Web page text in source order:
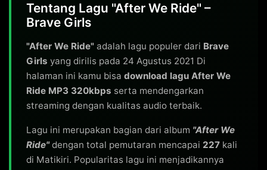
Tentang Lagu "After We Ride" –
Brave Girls
"After We Ride" adalah lagu populer dari Brave
Girls yang dirilis pada 24 Agustus 2021 Di
halaman ini kamu bisa download lagu After We
Ride MP3 320kbps serta mendengarkan
streaming dengan kualitas audio terbaik.
Lagu ini merupakan bagian dari album "After We
Ride"dengan total pemutaran mencapai 227 kali
di Matikiri. Popularitas lagu ini menjadikannya